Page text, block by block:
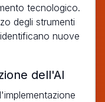
tecnologico.
degli strumenti
nuove
dell'AI